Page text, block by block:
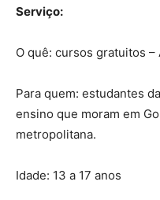
Serviço:
O quê: cursos gratuitos
Para quem: estudantes
ensino que moram em
metropolitana.
Idade: 13 a 17 anos